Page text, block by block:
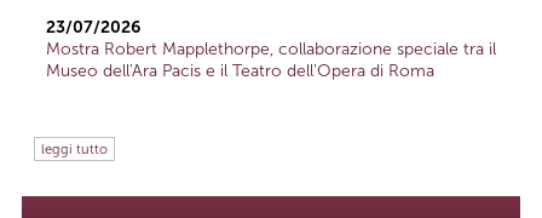
23/07/2026
Mostra Robert Mapplethorpe, collaborazione speciale tra il
Museo dell'Ara Pacis e il Teatro dell'Opera di Roma
leggi tutto